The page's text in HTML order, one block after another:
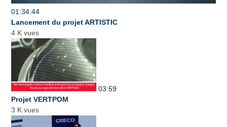
01:34:44
Lancement du projet ARTISTIC
4 K vues
03:59
Projet VERTPOM
3 K vues